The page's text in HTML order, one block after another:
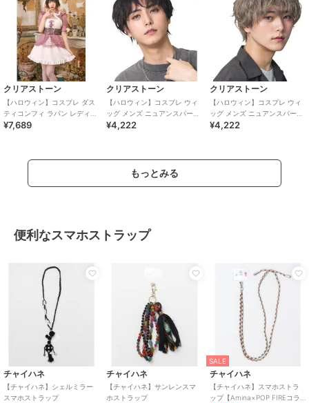
クリアストーン
【ハロウィン】コスプレ ダス
ティコンフィ ラパン レディー
ス ピンク
¥7,689
クリアストーン
【ハロウィン】コスプレ ウィ
ッグ メンズ ニュアンスパーマ
ブラック
¥4,222
クリアストーン
【ハロウィン】コスプレ ウィ
ッグ メンズ ニュアンスパーマ
アッシュ ベージュ
¥4,222
もっとみる
便利なスマホストラップ
チャイハネ
【チャイハネ】シェルミラー
スマホストラップ
チャイハネ
【チャイハネ】サンレンスマ
ホストラップ
SALE
チャイハネ
【チャイハネ】スマホストラ
ップ【Amina×POP FIREコラ